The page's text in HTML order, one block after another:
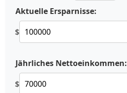
Aktuelle Ersparnisse:
$
Jährliches Nettoeinkommen:
$